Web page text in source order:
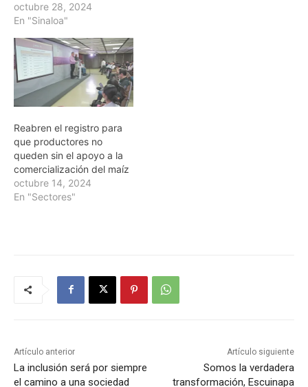
octubre 28, 2024
En "Sinaloa"
Reabren el registro para
que productores no
queden sin el apoyo a la
comercialización del maíz
octubre 14, 2024
En "Sectores"
Artículo anterior
La inclusión será por siempre
el camino a una sociedad
Artículo siguiente
Somos la verdadera
transformación, Escuinapa